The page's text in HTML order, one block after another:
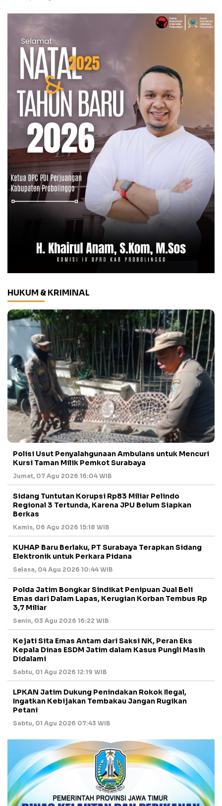
HUKUM & KRIMINAL
Polisi Usut Penyalahgunaan Ambulans untuk Mencuri
Kursi Taman Milik Pemkot Surabaya
Jumat, 07 Agu 2026 16:04 WIB
Sidang Tuntutan Korupsi Rp83 Miliar Pelindo
Regional 3 Tertunda, Karena JPU Belum Siapkan
Berkas
Kamis, 06 Agu 2026 15:18 WIB
KUHAP Baru Berlaku, PT Surabaya Terapkan Sidang
Elektronik untuk Perkara Pidana
Selasa, 04 Agu 2026 10:44 WIB
Polda Jatim Bongkar Sindikat Penipuan Jual Beli
Emas dari Dalam Lapas, Kerugian Korban Tembus Rp
3,7 Miliar
Senin, 03 Agu 2026 16:22 WIB
Kejati Sita Emas Antam dari Saksi NK, Peran Eks
Kepala Dinas ESDM Jatim dalam Kasus Pungli Masih
Didalami
Sabtu, 01 Agu 2026 12:19 WIB
LPKAN Jatim Dukung Penindakan Rokok Ilegal,
Ingatkan Kebijakan Tembakau Jangan Rugikan
Petani
Sabtu, 01 Agu 2026 07:43 WIB